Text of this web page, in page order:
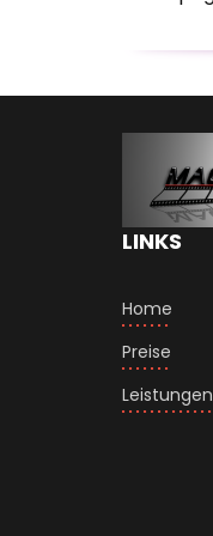
LINKS
Home
Preise
Leistungen